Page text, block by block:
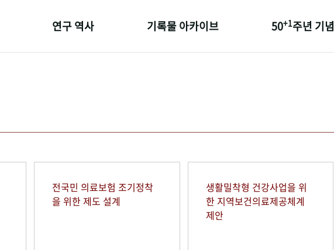
연구 역사 기록물 아카이브 50+1주년 기념
전국민 의료보험 조기정착
을 위한 제도 설계
생활밀착형 건강사업을 위
한 지역보건의료제공체계
제안